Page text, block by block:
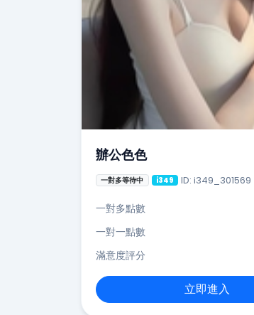
辦公色色
一對多等待中 i349 ID: i349_301569
一對多點數
一對一點數
滿意度評分
立即進入